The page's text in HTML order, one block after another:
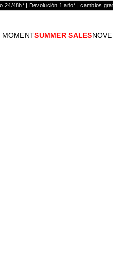
24/48h* | Devolución 1 año* | cambios
MOMENTSUMMER SALES